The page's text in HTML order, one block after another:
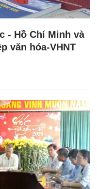
- Hồ Chí Minh và
văn hóa-VHNT